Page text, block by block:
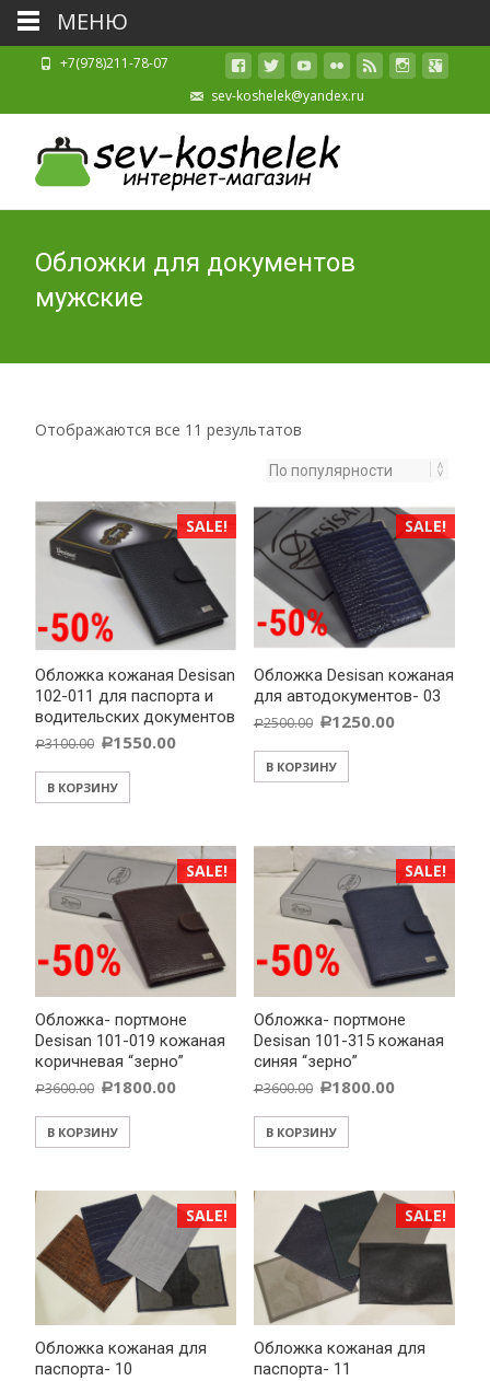
+7(978)211-78-07
sev-koshelek@yandex.ru
Обложки для документов
мужские
Отображаются все 11 результатов
SALE!
Обложка кожаная Desisan
102-011 для паспорта и
водительских документов
Р3100.00 Р1550.00
В КОРЗИНУ
SALE!
Обложка Desisan кожаная
для автодокументов- 03
Р2500.00 Р1250.00
В КОРЗИНУ
SALE!
Обложка- портмоне
Desisan 101-019 кожаная
коричневая “зерно”
Р3600.00 Р1800.00
В КОРЗИНУ
SALE!
Обложка- портмоне
Desisan 101-315 кожаная
синяя “зерно”
Р3600.00 Р1800.00
В КОРЗИНУ
SALE!
Обложка кожаная для
паспорта- 10
SALE!
Обложка кожаная для
паспорта- 11
МЕНЮ